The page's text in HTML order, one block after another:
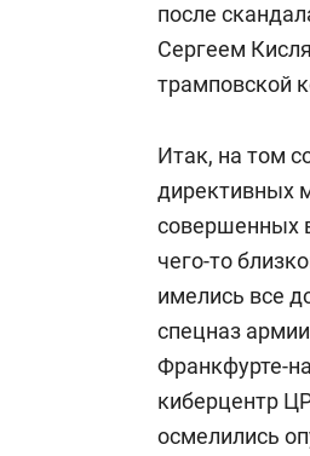
после
Сергеем
трамповской
Итак, на том
директивных
совершенных
чего-то
имелись все
спецназ
Франкфурте-
киберцентр
осмелились